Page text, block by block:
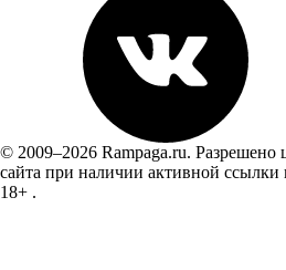
© 2009–2026 Rampaga.ru. Разрешено
сайта при наличии активной ссылки
18+ .